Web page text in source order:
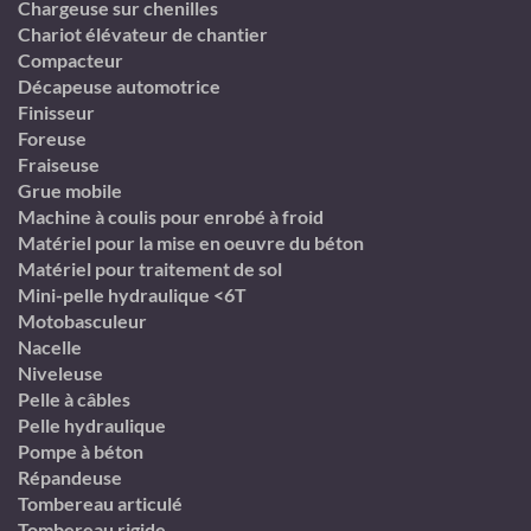
Chargeuse sur chenilles
Chariot élévateur de chantier
Compacteur
Décapeuse automotrice
Finisseur
Foreuse
Fraiseuse
Grue mobile
Machine à coulis pour enrobé à froid
Matériel pour la mise en oeuvre du béton
Matériel pour traitement de sol
Mini-pelle hydraulique <6T
Motobasculeur
Nacelle
Niveleuse
Pelle à câbles
Pelle hydraulique
Pompe à béton
Répandeuse
Tombereau articulé